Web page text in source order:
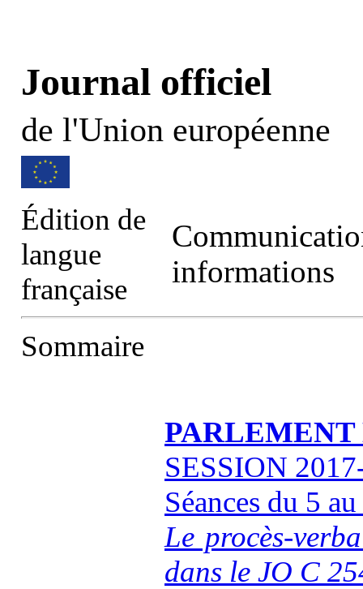
Journal officiel
de l'Union européenne
Édition de
langue
française
informations
Sommaire
PARLEMENT
SESSION
Séances du 5
Le procès-
dans le JO C